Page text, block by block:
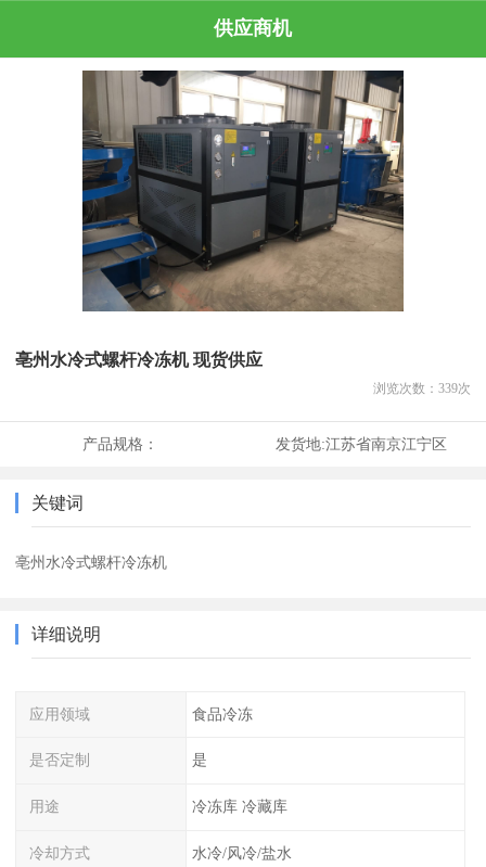
供应商机
亳州水冷式螺杆冷冻机 现货供应
浏览次数： 339次
产品规格： 发货地:江苏省南京江宁区
关键词
亳州水冷式螺杆冷冻机
详细说明
应用领域 食品冷冻
是否定制 是
用途 冷冻库 冷藏库
冷却方式 水冷/风冷/盐水